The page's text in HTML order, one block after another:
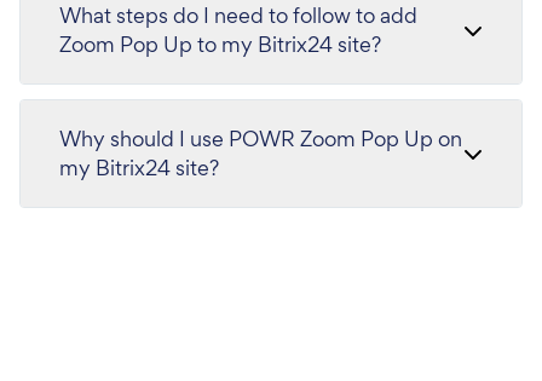
What steps do I need to follow to add
Zoom Pop Up to my Bitrix24 site?
Why should I use POWR Zoom Pop Up on
my Bitrix24 site?